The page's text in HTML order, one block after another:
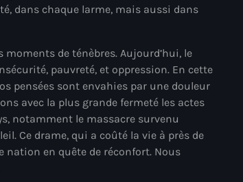
: Internet Haiti
“Viv Ansanm”
#freecarel
#HPK
#KPK
dans chaque larme, mais aussi dans
de ténèbres. Aujourd’hui, le
pauvreté, et oppression. En cette
pensées sont envahies par une douleur
avec la plus grande fermeté les actes
notamment le massacre survenu
Ce drame, qui a coûté la vie à près de
nation en quête de réconfort. Nous